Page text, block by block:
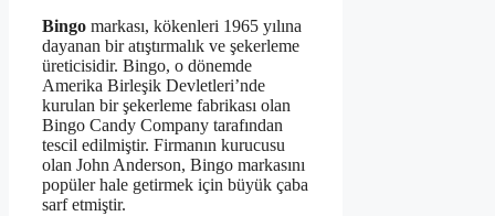
Bingo markası, kökenleri 1965 yılına
dayanan bir atıştırmalık ve şekerleme
üreticisidir. Bingo, o dönemde
Amerika Birleşik Devletleri’nde
kurulan bir şekerleme fabrikası olan
Bingo Candy Company tarafından
tescil edilmiştir. Firmanın kurucusu
olan John Anderson, Bingo markasını
popüler hale getirmek için büyük çaba
sarf etmiştir.